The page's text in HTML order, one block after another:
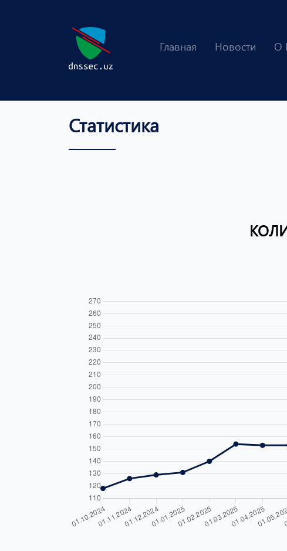
Главная Новости О
Статистика